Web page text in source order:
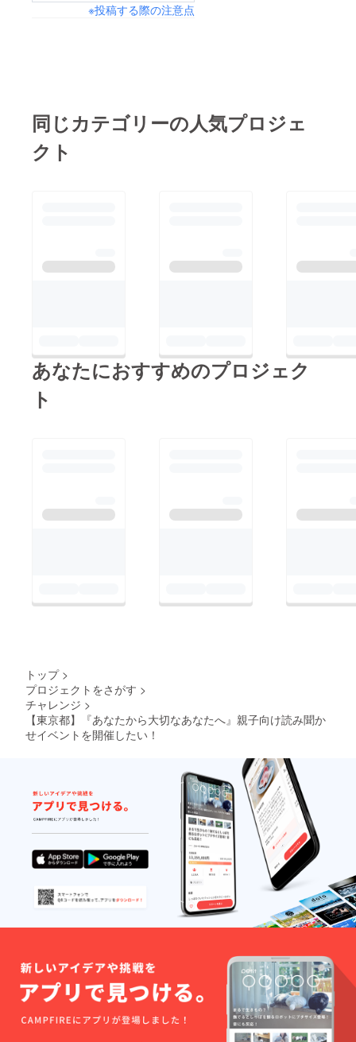
※投稿する際の注意点
同じカテゴリーの人気プロジェ
クト
あなたにおすすめのプロジェク
ト
トップ >
プロジェクトをさがす >
チャレンジ >
【東京都】『あなたから大切なあなたへ』親子向け読み聞か
せイベントを開催したい！